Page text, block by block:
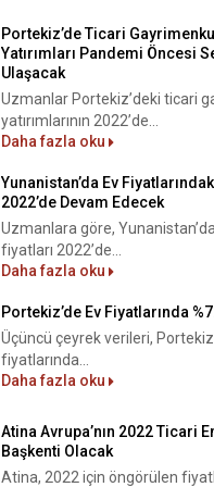
Portekiz’de Ticari Gayrimenkul
Yatırımları Pandemi Öncesi
Ulaşacak
Uzmanlar Portekiz’deki ticari
yatırımlarının 2022’de...
Daha fazla oku
Yunanistan’da Ev
2022’de Devam Edecek
Uzmanlara göre,
fiyatları 2022’de...
Daha fazla oku
Portekiz’de Ev Fiyatlarında
Üçüncü çeyrek verileri,
fiyatlarında...
Daha fazla oku
Atina Avrupa’nın 2022 Ticari
Başkenti Olacak
Atina, 2022 için öngörülen